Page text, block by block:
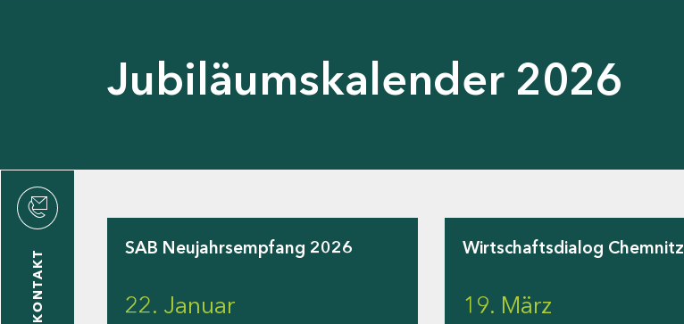
Jubiläumskalender 2026
KONTAKT
SAB Neujahrsempfang 2026
22. Januar
Wirtschaftsdialog Chemnitz
19. März